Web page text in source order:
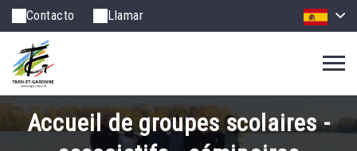
Contacto Llamar
Accueil de groupes scolaires -